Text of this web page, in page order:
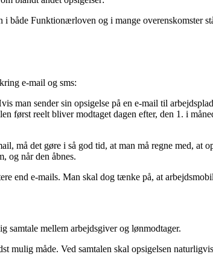
Funktionærloven og i mange overenskomster
e-mail og sms:
man sender sin opsigelse på en e-mail til
først reelt bliver modtaget dagen efter, den 1. i
må det gøre i så god tid, at man må regne med,
og når den åbnes.
end e-mails. Man skal dog tænke på, at
samtale mellem arbejdsgiver og lønmodtager.
mulig måde. Ved samtalen skal opsigelsen